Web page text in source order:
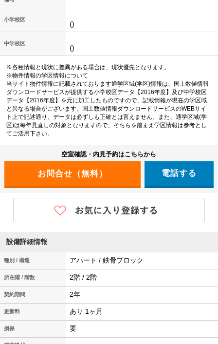
小学校区
()
中学校区
()
※各種情報と現状に差異がある場合は、現状優先となります。
※物件情報の学区情報について
当サイト物件情報に記載されております通学区域(学区)情報は、国土数値情報
ダウンロードサービスが提供する小学校区データ【2016年度】及び中学校区
データ【2016年度】を元に加工したものですので、記載情報が現在の学区域
と異なる場合がございます。国土数値情報ダウンロードサービスのWEBサイ
ト上で記述通り、データは必ずしも正確とは言えません。また、通学区域(学
区)は毎年見直しの対象となりますので、そちらを踏まえ学区情報は参考とし
てご活用下さい。
空室確認・内見予約はこちらから
電話する
設備詳細情報
種別 / 構造 アパート / 鉄骨ブロック
所在階 / 階数 2階 / 2階
契約期間 2年
更新料 あり 1ヶ月
損保 要